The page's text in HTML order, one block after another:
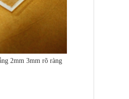
2mm 3mm rõ ràng